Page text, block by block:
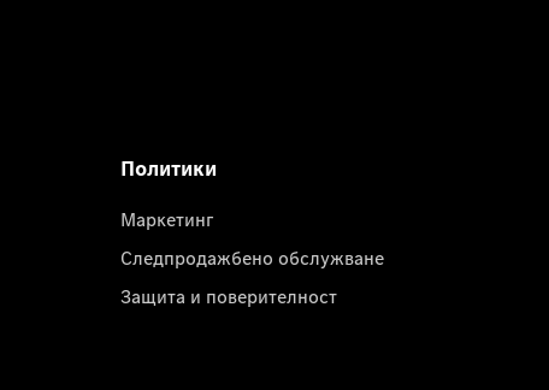
Политики
Маркетинг
Следпродажбено обслужване
Защита и поверителност